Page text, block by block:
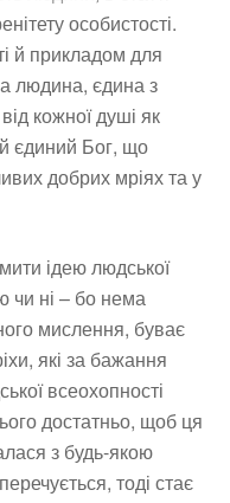
особистості.
й прикладом для
людина, єдина з
кожної душі як
єдиний Бог, що
добрих мріях та у
ідею людської
чи ні – бо нема
мислення, буває
які за бажання
всеохопності
достатньо, щоб ця
з будь-якою
тоді стає